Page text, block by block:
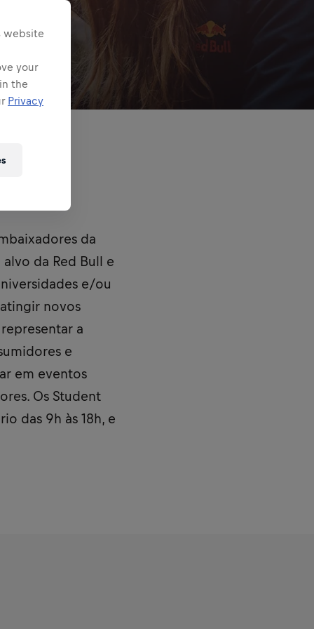
da
da Red Bull e
e/ou
novos
a
e
em eventos
Os Student
das 9h às 18h, e
website
your
the
Privacy